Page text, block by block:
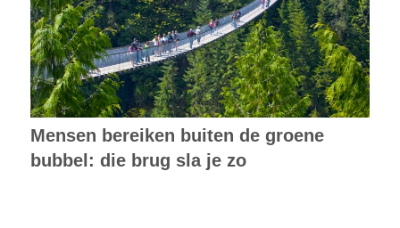
Mensen bereiken buiten de groene
bubbel: die brug sla je zo